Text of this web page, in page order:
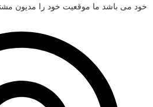
خود می باشد ما موقعیت خود را مدیون